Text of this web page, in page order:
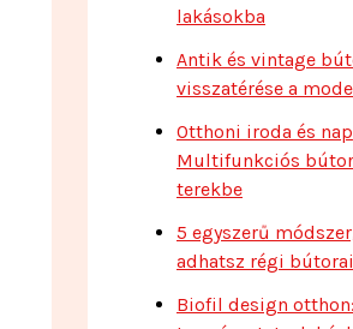
lakásokba
Antik és vintage
visszatérése a
Otthoni iroda és
Multifunkciós
terekbe
5 egyszerű
adhatsz régi
Biofil design